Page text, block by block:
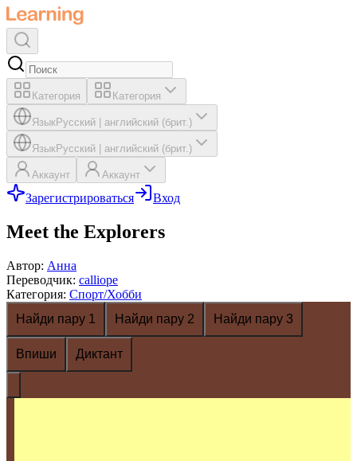
Категория Категория
ЯзыкРусский английский (брит.)
ЯзыкРусский английский (брит.)
Аккаунт Аккаунт
Зарегистрироваться Вход
Meet the Explorers
Автор: Анна
Переводчик: calliope
Категория: Спорт/Хобби
Найди пару 1
Найди пару 2 Найди пару 3
Впиши Диктант